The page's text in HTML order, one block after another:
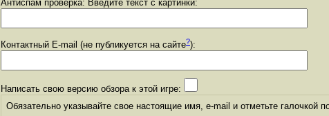
Антиспам проверка: Введите текст с картинки:
Контактный E-mail (не публикуется на сайте?):
Написать свою версию обзора к этой игре:
Обязательно указывайте свое настоящие имя, e-mail и отметьте галочкой